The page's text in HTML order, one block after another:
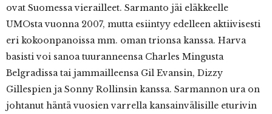
ovat Suomessa vierailleet. Sarmanto jäi eläkkeelle
UMOsta vuonna 2007, mutta esiintyy edelleen aktiivisesti
eri kokoonpanoissa mm. oman trionsa kanssa. Harva
basisti voi sanoa tuuranneensa Charles Mingusta
Belgradissa tai jammailleensa Gil Evansin, Dizzy
Gillespien ja Sonny Rollinsin kanssa. Sarmannon ura on
johtanut häntä vuosien varrella kansainvälisille eturivin